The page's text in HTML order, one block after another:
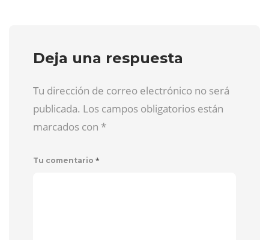
Deja una respuesta
Tu dirección de correo electrónico no será
publicada. Los campos obligatorios están
marcados con *
Tu comentario *